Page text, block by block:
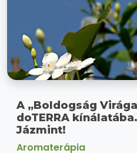
A „Boldogság
doTERRA
Jázmint!
Aromaterápia